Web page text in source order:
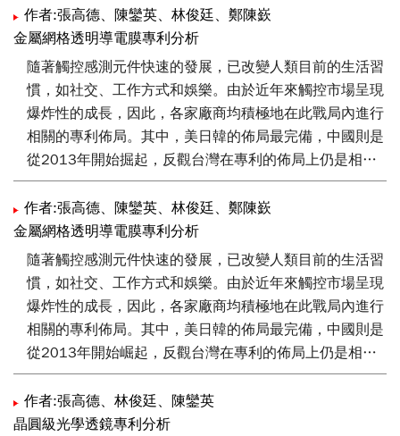
LightTools®，根據Monte-Carlo光線追跡方法進行模擬設
計。藉由模擬幫助，可以發現入口處可收集接近94 %的
朗伯輻射光源能量，反式角度轉換器的收集比例接近99
%。
作者:張高德、陳鑾英、林俊廷、鄭陳嶔
金屬網格透明導電膜專利分析
隨著觸控感測元件快速的發展，已改變人類目前的生活習
慣，如社交、工作方式和娛樂。由於近年來觸控市場呈現
爆炸性的成長，因此，各家廠商均積極地在此戰局內進行
相關的專利佈局。其中，美日韓的佈局最完備，中國則是
從2013年開始掘起，反觀台灣在專利的佈局上仍是相對
弱勢；在本文中將介紹目前各家廠商的專利佈局情況，以
及近來以金屬網格技術應用於觸控感測器上的發展趨勢。
作者:張高德、陳鑾英、林俊廷、鄭陳嶔
金屬網格透明導電膜專利分析
隨著觸控感測元件快速的發展，已改變人類目前的生活習
慣，如社交、工作方式和娛樂。由於近年來觸控市場呈現
爆炸性的成長，因此，各家廠商均積極地在此戰局內進行
相關的專利佈局。其中，美日韓的佈局最完備，中國則是
從2013年開始崛起，反觀台灣在專利的佈局上仍是相對
弱勢；時至今日，由於觸控市場的飽和，因此，相較於去
年，整體專利件數則呈現出下滑的趨勢；此外，因應薄型
化及低價化的需求，單層金屬網格技術及印刷製程的發
作者:張高德、林俊廷、陳鑾英
晶圓級光學透鏡專利分析